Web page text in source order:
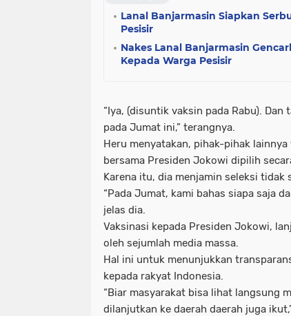
Lanal Banjarmasin Siapkan
Pesisir
Nakes Lanal Banjarmasin
Kepada Warga Pesisir
“Iya, (disuntik vaksin pada Rabu).
pada Jumat ini,” terangnya.
Heru menyatakan, pihak-pihak
bersama Presiden Jokowi dipilih
Karena itu, dia menjamin seleksi tidak
“Pada Jumat, kami bahas siapa saja
jelas dia.
Vaksinasi kepada Presiden Jokowi,
oleh sejumlah media massa.
Hal ini untuk menunjukkan
kepada rakyat Indonesia.
“Biar masyarakat bisa lihat langsung
dilanjutkan ke daerah daerah juga